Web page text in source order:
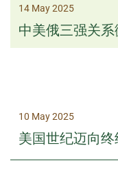
14 May 2025
中美俄三强关
10 May 2025
美国世纪迈向终